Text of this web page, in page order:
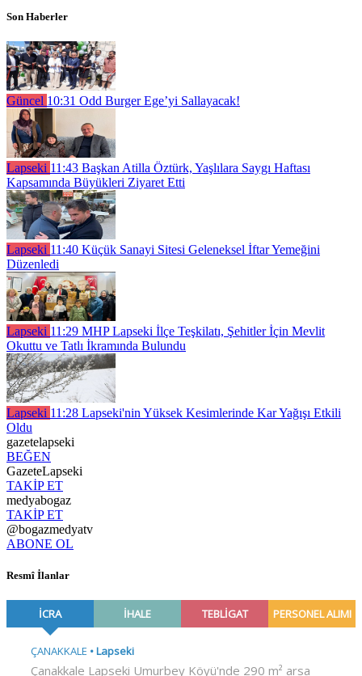
Son Haberler
Güncel 10:31 Odd Burger Ege’yi Sallayacak!
Lapseki 11:43 Başkan Atilla Öztürk, Yaşlılara Saygı Haftası
Kapsamında Büyükleri Ziyaret Etti
Lapseki 11:40 Küçük Sanayi Sitesi Geleneksel İftar Yemeğini
Düzenledi
Lapseki 11:29 MHP Lapseki İlçe Teşkilatı, Şehitler İçin Mevlit
Okuttu ve Tatlı İkramında Bulundu
Lapseki 11:28 Lapseki'nin Yüksek Kesimlerinde Kar Yağışı Etkili
Oldu
gazetelapseki
BEĞEN
GazeteLapseki
TAKİP ET
medyabogaz
TAKİP ET
@bogazmedyatv
ABONE OL
Resmî İlanlar